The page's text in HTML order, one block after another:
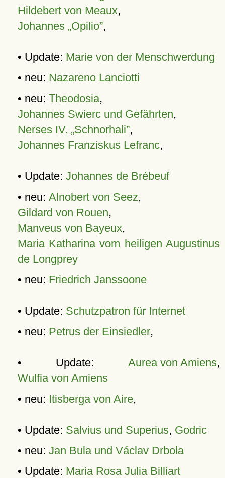
Hildebert von Meaux,
Johannes „Opilio”,
• Update: Marie von der Menschwerdung
• neu: Nazareno Lanciotti
• neu: Theodosia,
Johannes Swierc und Gefährten,
Nerses IV. „Schnorhali”,
Johannes Franziskus Lefranc,
• Update: Johannes de Brébeuf
• neu: Alnobert von Seez,
Gildard von Rouen,
Manveus von Bayeux,
Maria Katharina vom heiligen Augustinus
de Longprey
• neu: Friedrich Janssoone
• Update: Schutzpatron für Internet
• neu: Petrus der Einsiedler,
• Update: Aurea von Amiens,
Wulfia von Amiens
• neu: Itisberga von Aire,
• Update: Salvius und Superius, Godric
• neu: Jan Bula und Václav Drbola
• Update: Maria Rosa Julia Billiart